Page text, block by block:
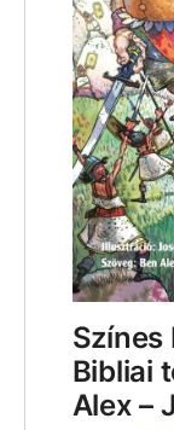
Színes
Bibliai
Alex –